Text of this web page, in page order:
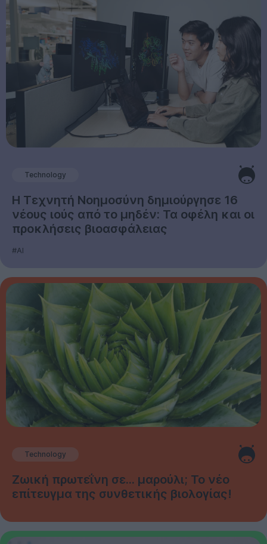
Technology
Η Τεχνητή Νοημοσύνη δημιούργησε 16
νέους ιούς από το μηδέν: Τα οφέλη και οι
προκλήσεις βιοασφάλειας
#AI
Technology
Ζωική πρωτεΐνη σε... μαρούλι; Το νέο
επίτευγμα της συνθετικής βιολογίας!